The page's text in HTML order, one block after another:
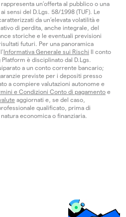
un’offerta al pubblico o una
sensi del D.Lgs. 58/1998 (TUF). Le
da un’elevata volatilità e
di perdita, anche integrale, del
storiche e le eventuali previsioni
futuri. Per una panoramica
Informativa Generale sui Rischi Il conto
è disciplinato dal D.Lgs.
a un conto corrente bancario;
previste per i depositi presso
a compiere valutazioni autonome e
e Condizioni Conto di pagamento e
aggiornati e, se del caso,
qualificato, prima di
economica o finanziaria.